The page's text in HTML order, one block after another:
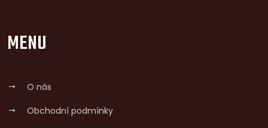
MENU
O nás
Obchodní podmínky